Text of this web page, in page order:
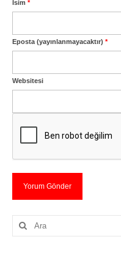
İsim *
Eposta (yayınlanmayacaktır) *
Websitesi
Şunu
ara: